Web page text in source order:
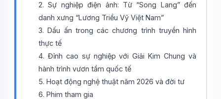
2. Sự nghiệp điện ảnh: Từ “Song Lang” đến
danh xưng “Lương Triều Vỹ Việt Nam”
3. Dấu ấn trong các chương trình truyền hình
thực tế
4. Đỉnh cao sự nghiệp với Giải Kim Chung và
hành trình vươn tầm quốc tế
5. Hoạt động nghệ thuật năm 2026 và đời tư
6. Phim tham gia